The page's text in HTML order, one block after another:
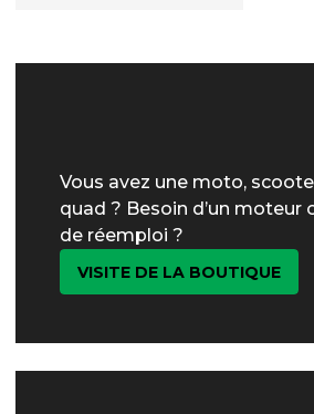
Vous avez une moto,
quad ? Besoin d’un moteur
de réemploi ?
VISITE DE LA BOUTIQUE